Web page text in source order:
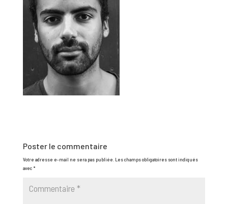
Poster le commentaire
Votre adresse e-mail ne sera pas publiée. Les champs obligatoires sont indiqués
avec*